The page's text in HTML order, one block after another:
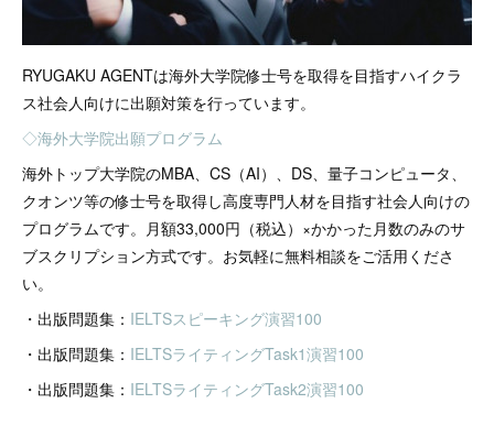
RYUGAKU AGENTは海外大学院修士号を取得を目指すハイクラ
ス社会人向けに出願対策を行っています。
◇海外大学院出願プログラム
海外トップ大学院のMBA、CS（AI）、DS、量子コンピュータ、
クオンツ等の修士号を取得し高度専門人材を目指す社会人向けの
プログラムです。月額33,000円（税込）×かかった月数のみのサ
ブスクリプション方式です。お気軽に無料相談をご活用くださ
い。
・出版問題集： IELTSスピーキング演習100
・出版問題集： IELTSライティングTask1演習100
・出版問題集： IELTSライティングTask2演習100